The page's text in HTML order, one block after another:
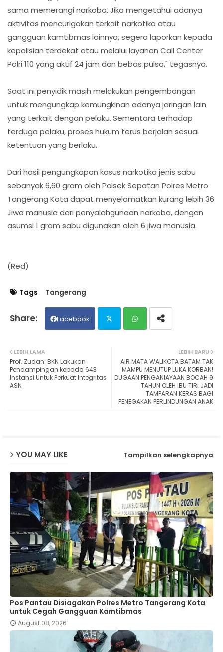
sama memerangi narkoba. Jika mengetahui adanya
aktivitas mencurigakan terkait narkotika atau
gangguan kamtibmas lainnya, segera laporkan kepada
kepolisian terdekat atau melalui layanan Call Center
Polri 110 yang aktif 24 jam dan bebas pulsa," tegasnya.
Saat ini penyidik masih melakukan pengembangan
untuk mengungkap kemungkinan adanya jaringan lain
yang terkait dengan pelaku. Sementara terhadap
terduga pelaku, proses hukum terus berjalan sesuai
ketentuan yang berlaku.
Dari hasil pengungkapan kasus narkotika jenis sabu
sebanyak 6,60 gram oleh Polsek Sepatan Polres Metro
Tangerang Kota dapat menyelamatkan kurang lebih 36
Jiwa manusia dari penyalahgunaan narkoba, dengan
asumsi 1 gram sabu digunakan oleh 6 jiwa manusia.
(Red)
Tags Tangerang
Facebook
ats
LEBIH BARU
AIR MATA WALIKOTA BATAM TAK
MAMPU MENUTUP LUKA KORBAN!
DUGAAN PENGANIAYAAN BOCAH 9
TAHUN OLEH IBU TIRI JADI
TAMPARAN KERAS BAGI
PENEGAKAN PERLINDUNGAN ANAK
LEBIH LAMA
Prof. Zudan: BKN Lakukan
Pendampingan kepada 643
Instansi Untuk Perkuat Integritas
ASN
YOU MAY LIKE Tampilkan selengkapnya
Pos Pantau Disiagakan Polres Metro Tangerang Kota
untuk Cegah Gangguan Kamtibmas
August 08, 2026